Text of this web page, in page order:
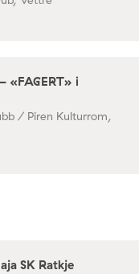
«FAGERT» i
/ Piren Kulturrom,
SK Ratkje